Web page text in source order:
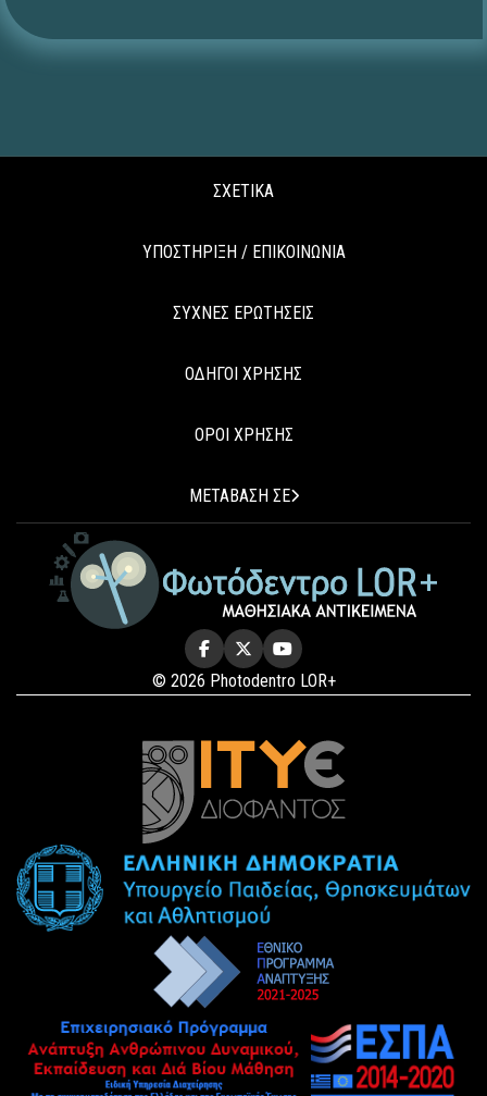
ΣΧΕΤΙΚΑ
ΥΠΟΣΤΗΡΙΞΗ / ΕΠΙΚΟΙΝΩΝΙΑ
ΣΥΧΝΕΣ ΕΡΩΤΗΣΕΙΣ
ΟΔΗΓΟΙ ΧΡΗΣΗΣ
ΟΡΟΙ ΧΡΗΣΗΣ
ΜΕΤΑΒΑΣΗ ΣΕ
© 2026 Photodentro LOR+